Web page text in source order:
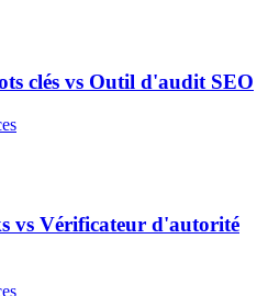
clés vs Outil d'audit SEO
vs Vérificateur d'autorité